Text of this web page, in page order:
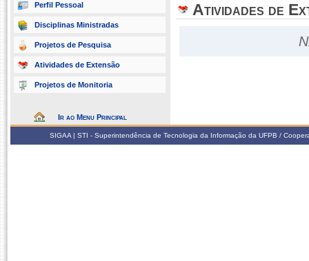
Perfil Pessoal
Disciplinas Ministradas
Projetos de Pesquisa
Atividades de Extensão
Projetos de Monitoria
Ir ao Menu Principal
Atividades de
SIGAA | STI - Superintendência de Tecnologia da Informação da UFPB /